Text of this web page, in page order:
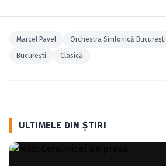
Marcel Pavel Orchestra Simfonică Bucureşti
Bucureşti
Clasică
ULTIMELE DIN ŞTIRI